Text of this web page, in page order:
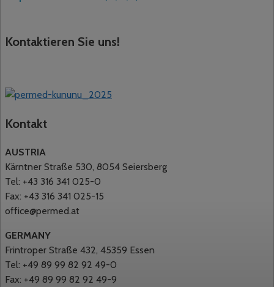
Kontaktieren Sie uns!
Kontakt
AUSTRIA
Kärntner Straße 530, 8054 Seiersberg
Tel: +43 316 341 025-0
Fax: +43 316 341 025-15
office@permed.at
GERMANY
Frintroper Straße 432, 45359 Essen
Tel: +49 89 99 82 92 49-0
Fax: +49 89 99 82 92 49-9